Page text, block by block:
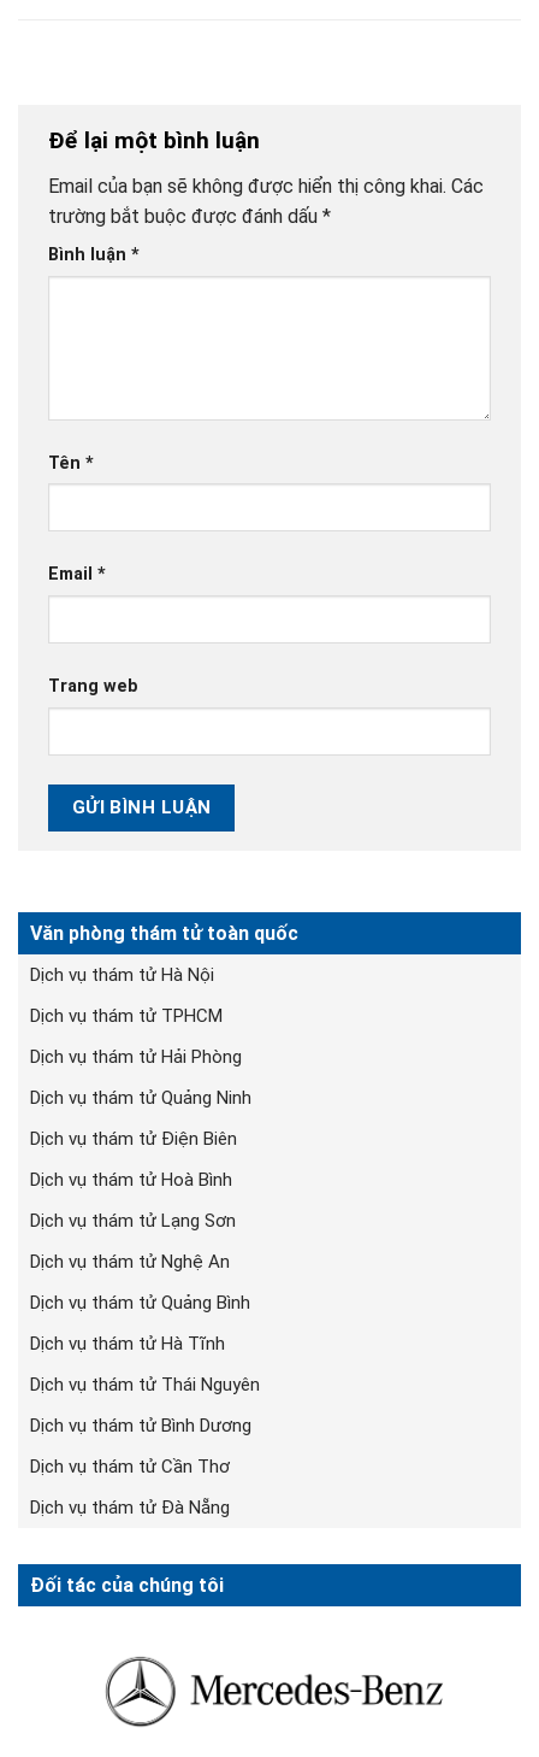
Văn phòng thám tử toàn quốc
Dịch vụ thám tử Hà Nội
Dịch vụ thám tử TPHCM
Dịch vụ thám tử Hải Phòng
Dịch vụ thám tử Quảng Ninh
Dịch vụ thám tử Điện Biên
Dịch vụ thám tử Hoà Bình
Dịch vụ thám tử Lạng Sơn
Dịch vụ thám tử Nghệ An
Dịch vụ thám tử Quảng Bình
Dịch vụ thám tử Hà Tĩnh
Dịch vụ thám tử Thái Nguyên
Dịch vụ thám tử Bình Dương
Dịch vụ thám tử Cần Thơ
Dịch vụ thám tử Đà Nẵng
Đối tác của chúng tôi
Để lại một bình luận
Email của bạn sẽ không được hiển thị công khai. Các
trường bắt buộc được đánh dấu *
Bình luận *
Tên *
Email *
Trang web